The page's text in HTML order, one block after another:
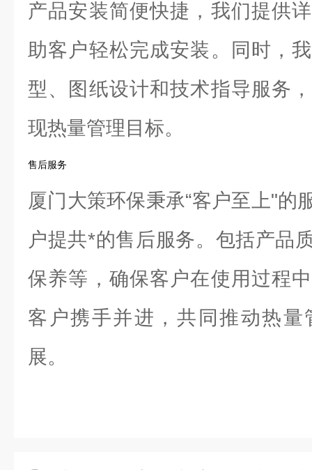
产品安装简便快捷，我们提供
助客户轻松完成安装。同时，
型、图纸设计和技术指导服务
现热量管理目标。
售后服务
厦门大策环保秉承“客户至上"的
户提共*的售后服务。包括产品
保养等，确保客户在使用过程
客户携手并进，共同推动热
展。